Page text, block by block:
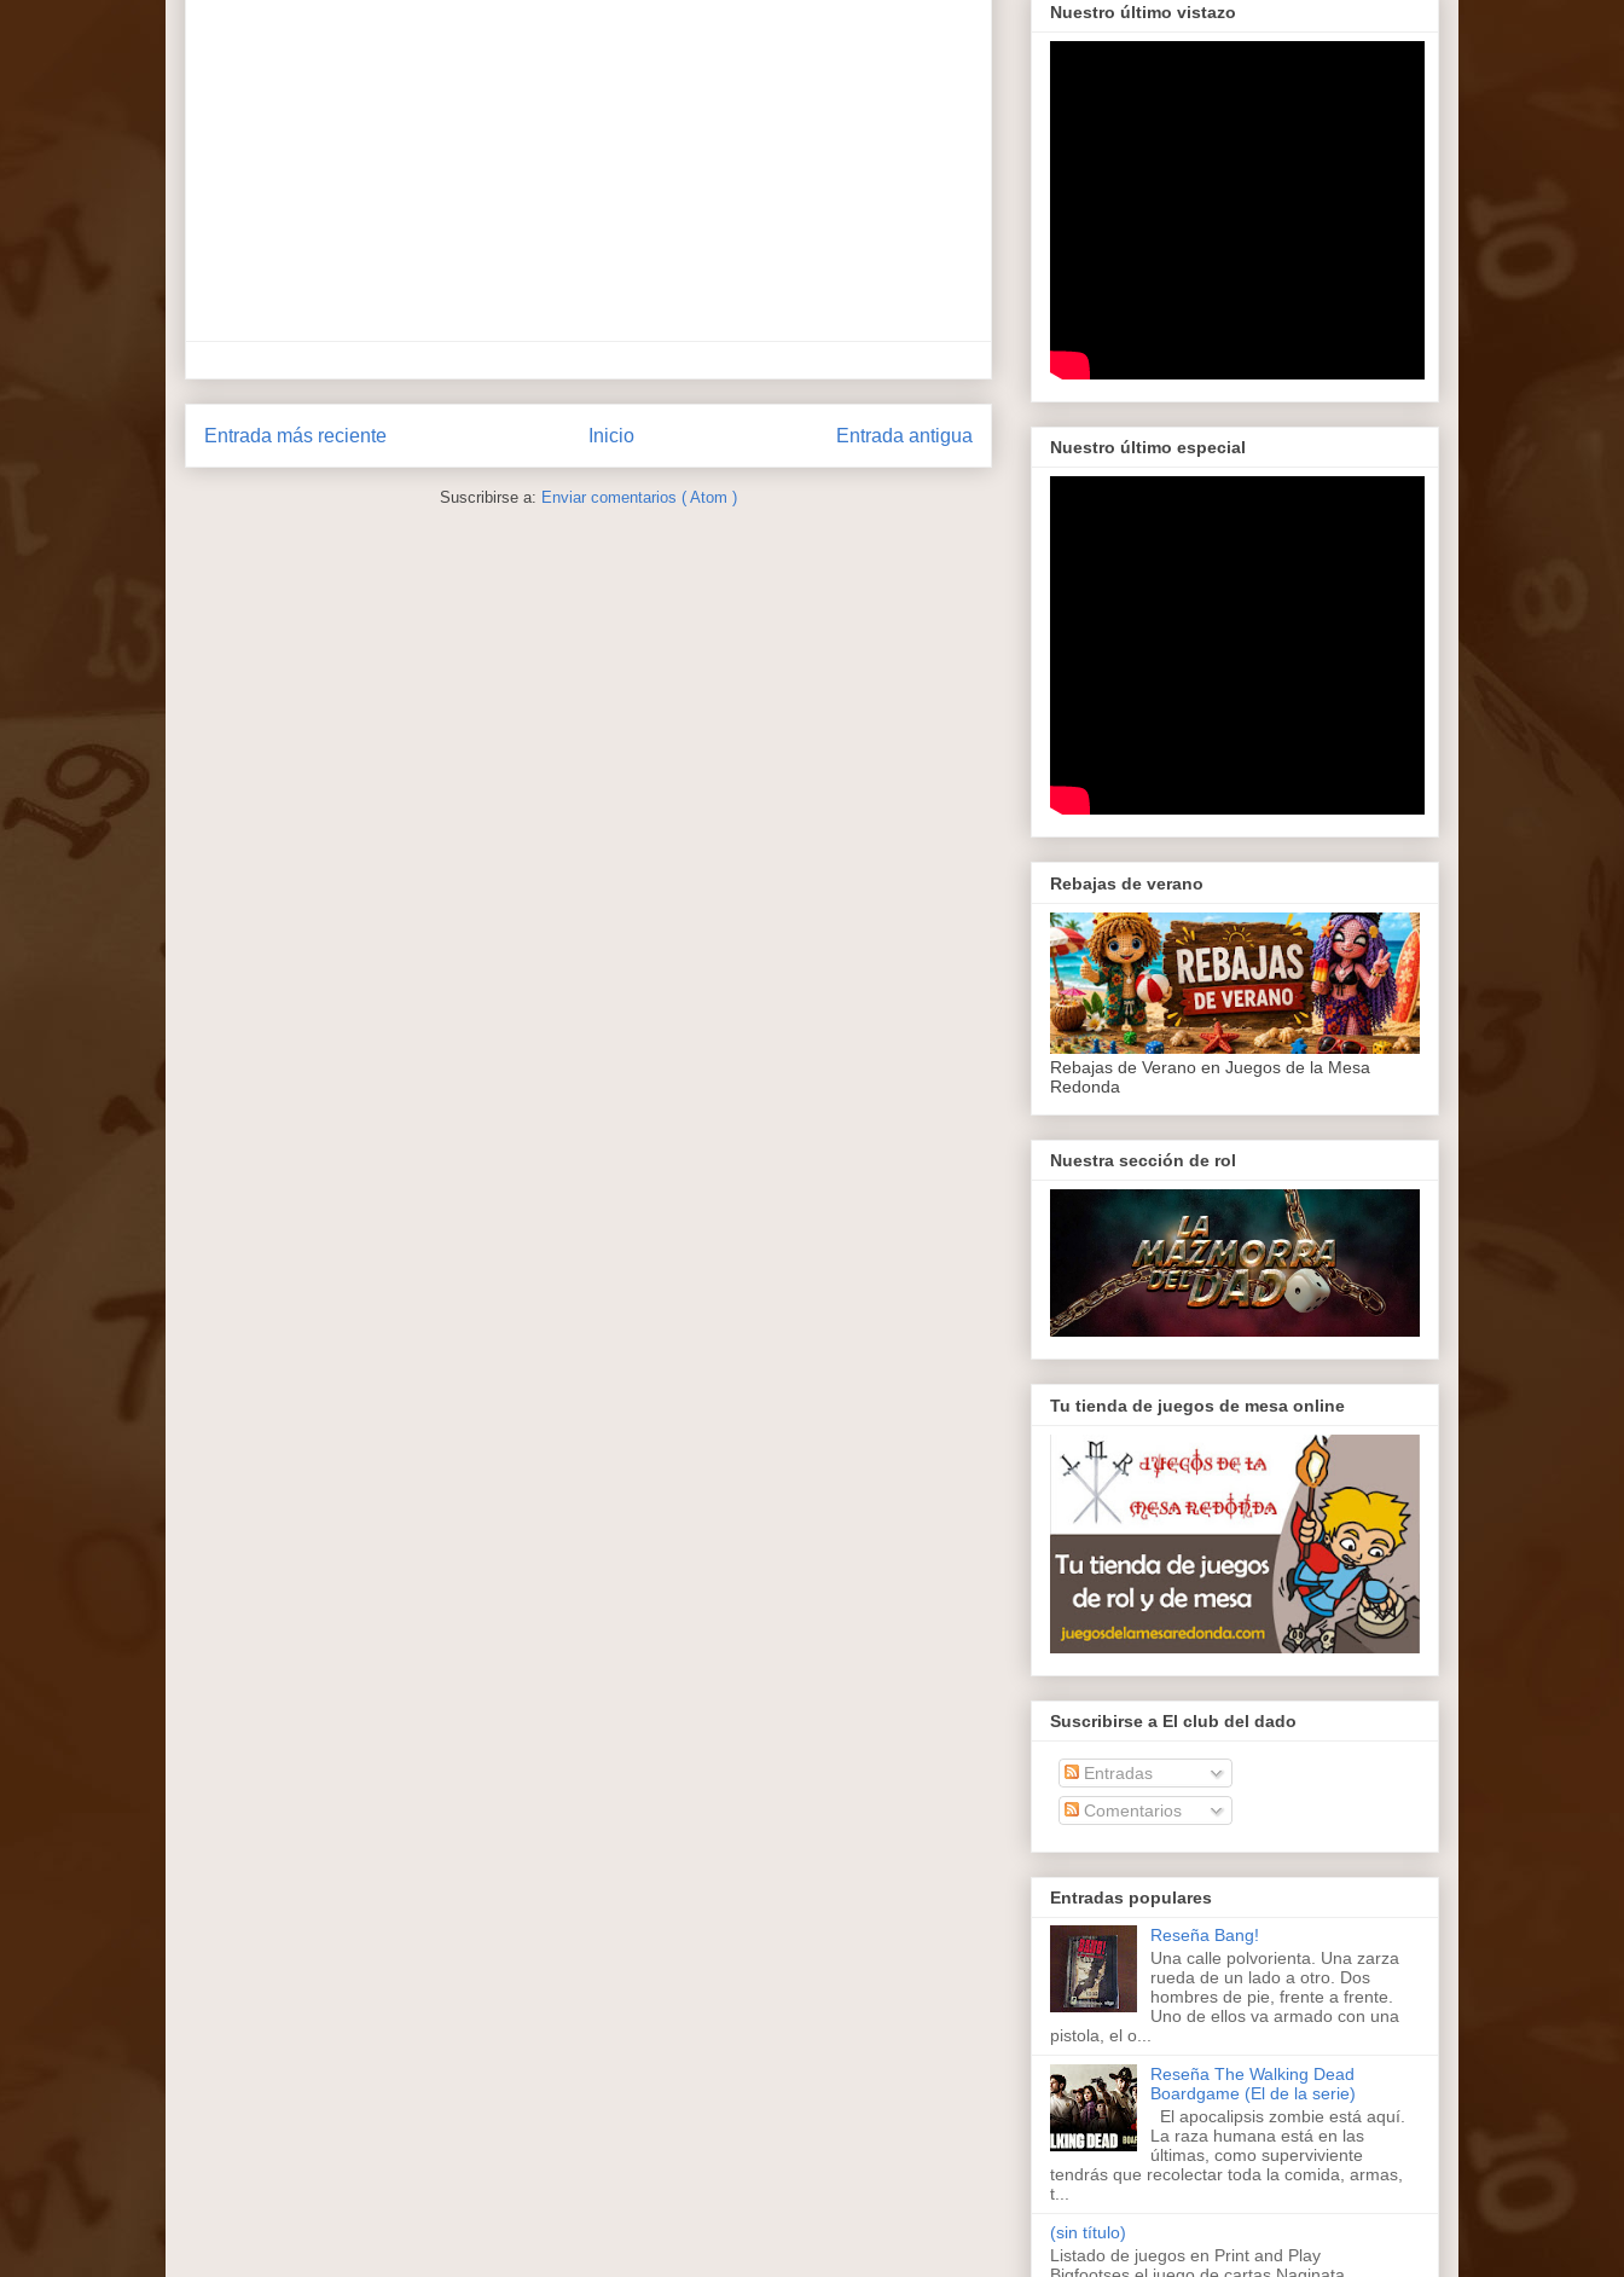
Entrada más reciente Entrada antigua
Inicio
Suscribirse a: Enviar comentarios ( Atom )
Nuestro último vistazo
Nuestro último especial
Rebajas de verano
Rebajas de Verano en Juegos de la Mesa
Redonda
Nuestra sección de rol
Tu tienda de juegos de mesa online
Suscribirse a El club del dado
Entradas
Comentarios
Entradas populares
Reseña Bang!
Una calle polvorienta. Una zarza
rueda de un lado a otro. Dos
hombres de pie, frente a frente.
Uno de ellos va armado con una
pistola, el o...
Reseña The Walking Dead
Boardgame (El de la serie)
El apocalipsis zombie está aquí.
La raza humana está en las
últimas, como superviviente
tendrás que recolectar toda la comida, armas,
t...
(sin título)
Listado de juegos en Print and Play